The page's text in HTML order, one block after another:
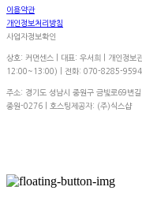
이용약관
개인정보처리방침
사업자정보확인
상호: 커먼센스 | 대표: 우서희 | 개인정
12:00~13:00) | 전화: 070-8285-9594
주소: 경기도 성남시 중원구 금빛로69번
중원-0276 | 호스팅제공자: (주)식스샵